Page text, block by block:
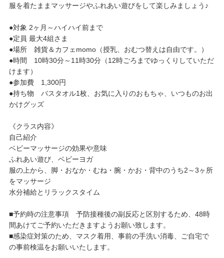
服を着たままマッサージやふれあい遊びをして楽しみましょう♪
●対象 2ヶ月～ハイハイ前まで
●定員 最大4組さま
●場所 雑貨＆カフェmomo（授乳、おむつ替えは自由です。）
●時間 10時30分～11時30分（12時ごろまでゆっくりしていただ
けます）
●参加費 1,300円
●持ち物 バスタオル1枚、お気に入りのおもちゃ、いつものお出
かけグッズ
《クラス内容》
自己紹介
ベビーマッサージの効果や意味
ふれあい遊び、ベビーヨガ
服の上から、脚・おなか・むね・腕・かお・背中のうち2～3ヶ所
をマッサージ
水分補給とリラックスタイム
■予約時の注意事項 予防接種後の副反応と区別するため、48時
間あけてご予約いただきますようお願い致します。
■感染症対策のため、マスク着用、事前の手洗い消毒、ご自宅で
の事前検温をお願いいたします。